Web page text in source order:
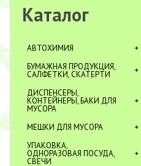
Каталог
АВТОХИМИЯ
БУМАЖНАЯ ПРОДУКЦИЯ,
САЛФЕТКИ, СКАТЕРТИ
ДИСПЕНСЕРЫ,
КОНТЕЙНЕРЫ, БАКИ ДЛЯ
МУСОРА
МЕШКИ ДЛЯ МУСОРА
УПАКОВКА,
ОДНОРАЗОВАЯ ПОСУДА,
СВЕЧИ